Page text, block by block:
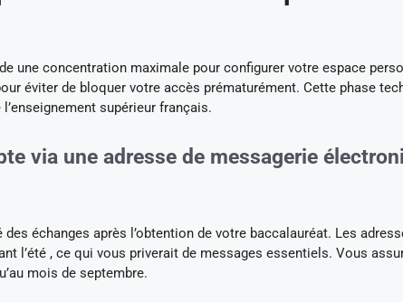
une concentration maximale pour configurer votre espace
éviter de bloquer votre accès prématurément. Cette phase
supérieur français.
via une adresse de messagerie
échanges après l’obtention de votre baccalauréat. Les
l’été , ce qui vous priverait de messages essentiels. Vous
mois de septembre.